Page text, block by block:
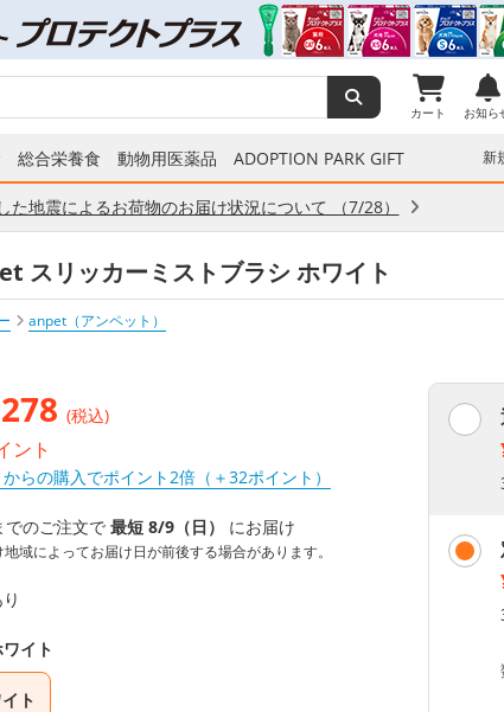
カート お知ら
総合栄養食 動物用医薬品 ADOPTION PARK GIFT 新
た地震によるお荷物のお届け状況について （7/28）
スリッカーミストブラシ ホワイト
anpet（アンペット）
(税込)
ント
らの購入でポイント2倍（＋32ポイント）
でのご注文で 最短 8/9（日） にお届け
域によってお届け日が前後する場合があります。
イト
ト